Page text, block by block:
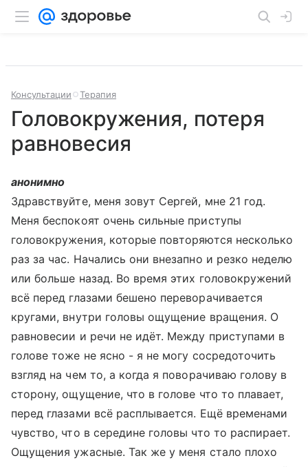
Консультации Терапия
Головокружения, потеря
равновесия
анонимно
Здравствуйте, меня зовут Сергей, мне 21 год.
Меня беспокоят очень сильные приступы
головокружения, которые повторяются несколько
раз за час. Начались они внезапно и резко неделю
или больше назад. Во время этих головокружений
всё перед глазами бешено переворачивается
кругами, внутри головы ощущение вращения. О
равновесии и речи не идёт. Между приступами в
голове тоже не ясно - я не могу сосредоточить
взгляд на чем то, а когда я поворачиваю голову в
сторону, ощущение, что в голове что то плавает,
перед глазами всё расплывается. Ещё временами
чувство, что в середине головы что то распирает.
Ощущения ужасные. Так же у меня стало плохо